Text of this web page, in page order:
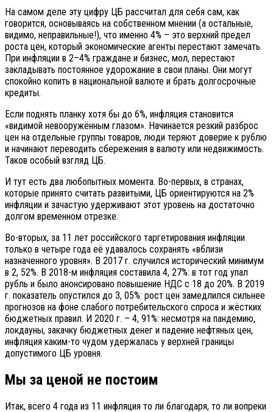
На самом деле эту цифру ЦБ рассчитал для себя сам, как
говорится, основываясь на собственном мнении (а остальные,
видимо, неправильные!), что именно 4% – это верхний предел
роста цен, который экономические агенты перестают замечать.
При инфляции в 2–4% граждане и бизнес, мол, перестают
закладывать постоянное удорожание в свои планы. Они могут
спокойно копить в национальной валюте и брать долгосрочные
кредиты.
Если поднять планку хотя бы до 6%, инфляция становится
«видимой невооружённым глазом». Начинается резкий разброс
цен на отдельные группы товаров, люди теряют доверие к рублю
и начинают переводить сбережения в валюту или недвижимость.
Таков особый взгляд ЦБ.
И тут есть два любопытных момента. Во-первых, в странах,
которые принято считать развитыми, ЦБ ориентируются на 2%
инфляции и зачастую удерживают этот уровень на достаточно
долгом временном отрезке.
Во-вторых, за 11 лет российского таргетирования инфляции
только в четыре года её удавалось сохранять «вблизи
назначенного уровня». В 2017 г. случился исторический минимум
в 2, 52%. В 2018-м инфляция составила 4, 27%: в тот год упал
рубль и было анонсировано повышение НДС с 18 до 20%. В 2019
г. показатель опустился до 3, 05%: рост цен замедлился сильнее
прогнозов на фоне слабого потребительского спроса и жёстких
бюджетных правил. И 2020 г. – 4, 91%: несмотря на пандемию,
локдауны, закачку бюджетных денег и падение нефтяных цен,
инфляция каким-то чудом удержалась у верхней границы
допустимого ЦБ уровня.
Мы за ценой не постоим
Итак, всего 4 года из 11 инфляция то ли благодаря, то ли вопреки